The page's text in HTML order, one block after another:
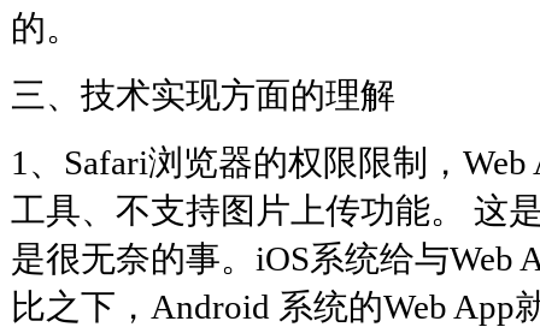
的。
三、技术实现方面的理解
1、Safari浏览器的权限限制，
工具、不支持图片上传功能。 这
是很无奈的事。iOS系统给与Web
比之下，Android 系统的Web App